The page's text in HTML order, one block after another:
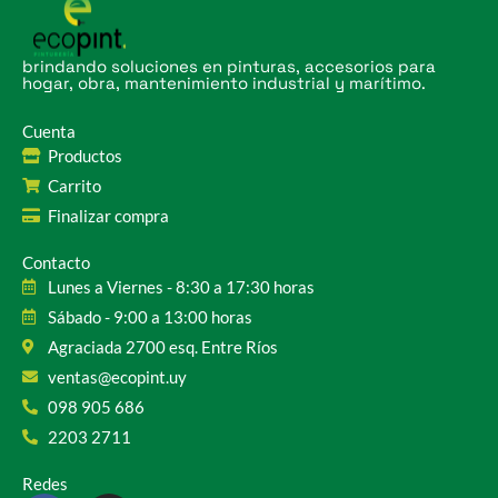
brindando soluciones en pinturas, accesorios para
hogar, obra, mantenimiento industrial y marítimo.
Cuenta
Productos
Carrito
Finalizar compra
Contacto
Lunes a Viernes - 8:30 a 17:30 horas
Sábado - 9:00 a 13:00 horas
Agraciada 2700 esq. Entre Ríos
ventas@ecopint.uy
098 905 686
2203 2711
Redes